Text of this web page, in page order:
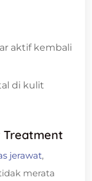
aktif kembali
di kulit
Treatment
jerawat,
merata